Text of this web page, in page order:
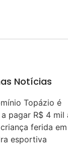
Notícias